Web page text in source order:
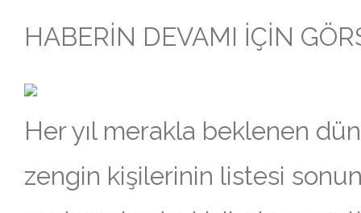
HABERİN DEVAMI İÇİN
Her yıl merakla beklenen
zengin kişilerinin listesi